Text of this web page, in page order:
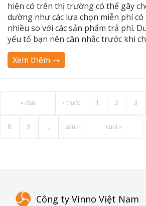
hiện có trên thị trường có thể gây
dường như các lựa chọn miễn phí
nhiều so với các sản phẩm trả phí.
yếu tố bạn nên cân nhắc trước khi
Xem thêm →
« đầu ‹ trước 1 2 3
8 9 … sau › cuối »
Công ty Vinno Việt Nam